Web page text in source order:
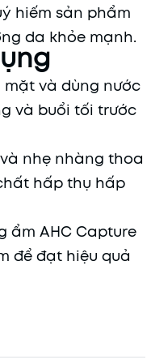
hiếm sản phẩm
da khỏe mạnh.
mặt và dùng nước
và buổi tối trước
nhẹ nhàng thoa
hấp thụ hấp
ẩm AHC Capture
để đạt hiệu quả